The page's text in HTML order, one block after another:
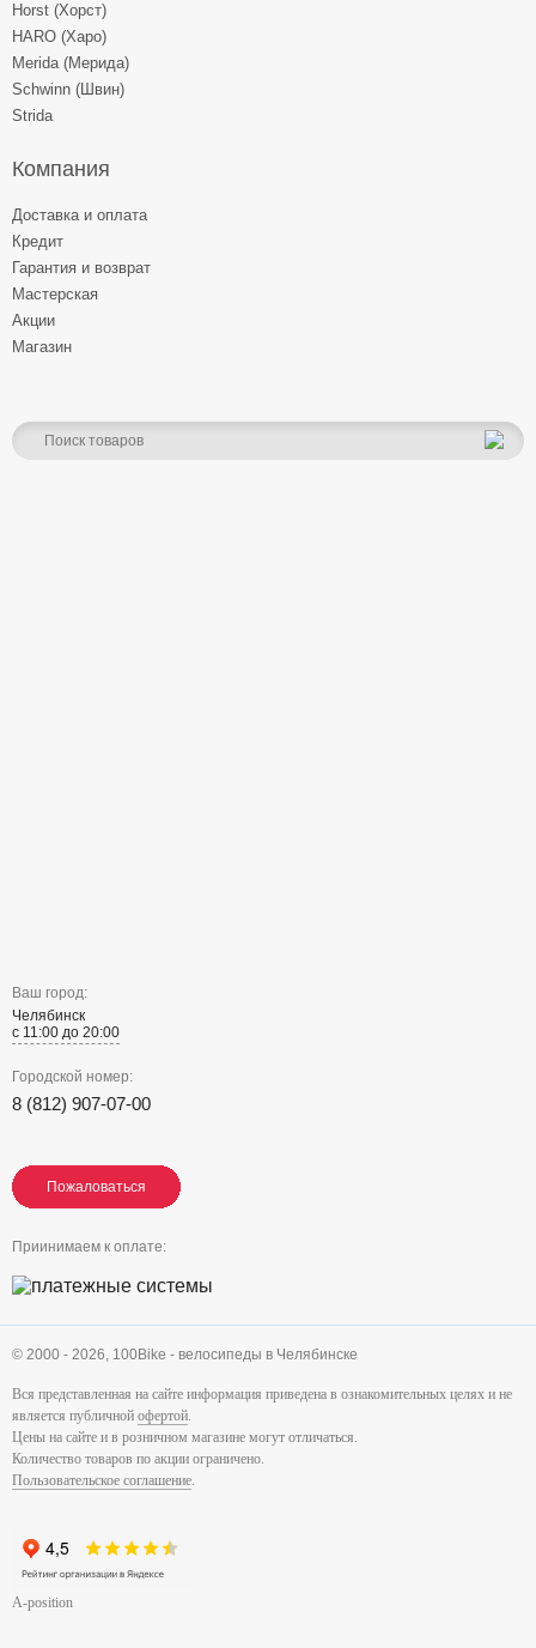
Horst (Хорст)
HARO (Харо)
Merida (Мерида)
Schwinn (Швин)
Strida
Компания
Доставка и оплата
Кредит
Гарантия и возврат
Мастерская
Акции
Магазин
Ваш город:
Челябинск
с 11:00 до 20:00
Городской номер:
8 (812) 907-07-00
Пожаловаться
Пожаловаться
Пожаловаться
Приинимаем к оплате:
© 2000 - 2026, 100Bike - велосипеды в Челябинске
Вся представленная на сайте информация приведена в ознакомительных целях и не
является публичной офертой.
Цены на сайте и в розничном магазине могут отличаться.
Количество товаров по акции ограничено.
Пользовательское соглашение.
A-position